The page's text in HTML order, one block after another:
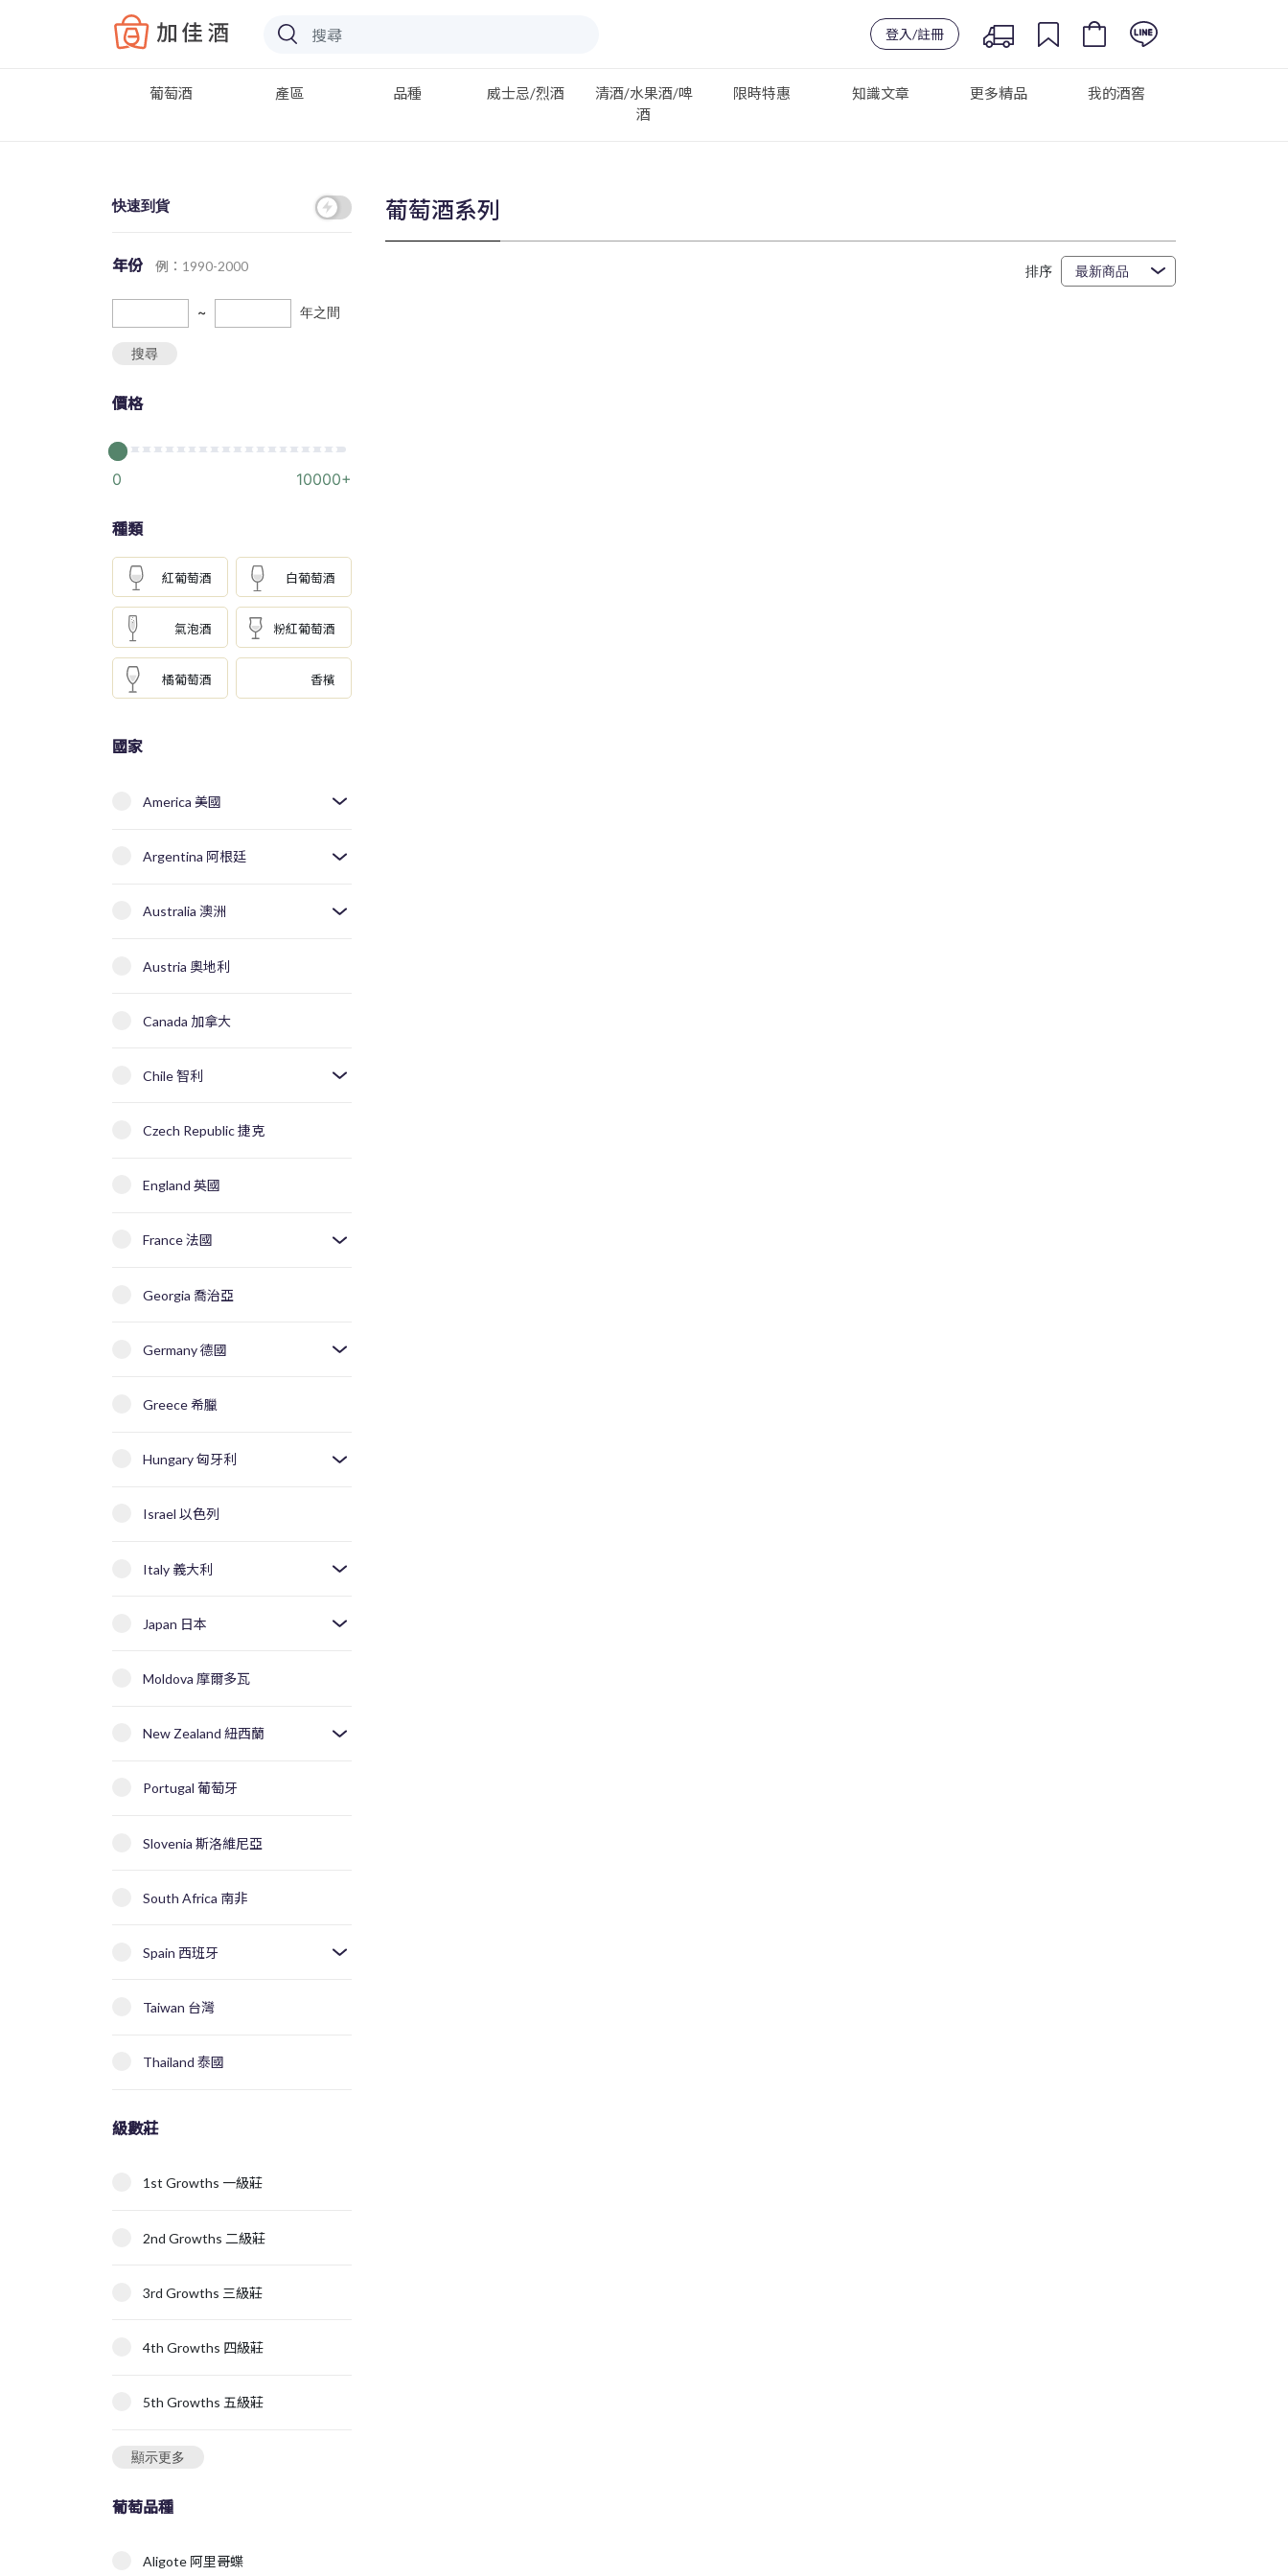
Baccus
登入/註冊
葡萄酒 產區 品種 威士忌/烈酒
清酒/水果酒/啤
酒
限時特惠 知識文章 更多精品 我的酒窖
快速到貨
年份 例：1990-2000
~ 年之間
搜尋
價格
0 10000+
種類
紅葡萄酒 白葡萄酒
氣泡酒 粉紅葡萄酒
橘葡萄酒 香檳
國家
America 美國
Argentina 阿根廷
Australia 澳洲
Austria 奧地利
Canada 加拿大
Chile 智利
Czech Republic 捷克
England 英國
France 法國
Georgia 喬治亞
Germany 德國
Greece 希臘
Hungary 匈牙利
Israel 以色列
Italy 義大利
Japan 日本
Moldova 摩爾多瓦
New Zealand 紐西蘭
Portugal 葡萄牙
Slovenia 斯洛維尼亞
South Africa 南非
Spain 西班牙
Taiwan 台灣
Thailand 泰國
級數莊
1st Growths 一級莊
2nd Growths 二級莊
3rd Growths 三級莊
4th Growths 四級莊
5th Growths 五級莊
顯示更多
葡萄品種
Aligote 阿里哥蝶
葡萄酒系列
排序